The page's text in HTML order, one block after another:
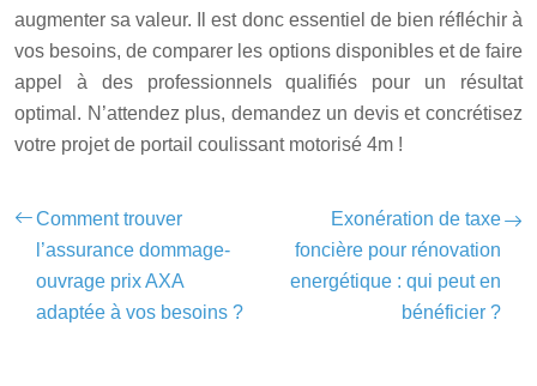
augmenter sa valeur. Il est donc essentiel de bien réfléchir à
vos besoins, de comparer les options disponibles et de faire
appel à des professionnels qualifiés pour un résultat
optimal. N’attendez plus, demandez un devis et concrétisez
votre projet de portail coulissant motorisé 4m !
Comment trouver
l’assurance dommage-
ouvrage prix AXA
adaptée à vos besoins ?
Exonération de taxe
foncière pour rénovation
energétique : qui peut en
bénéficier ?